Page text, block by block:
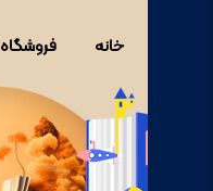
خانه فروشگاه